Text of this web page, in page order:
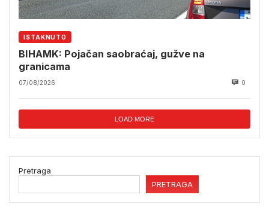
ISTAKNUTO
BIHAMK: Pojačan saobraćaj, gužve na
granicama
07/08/2026 0
LOAD MORE
Pretraga
PRETRAGA